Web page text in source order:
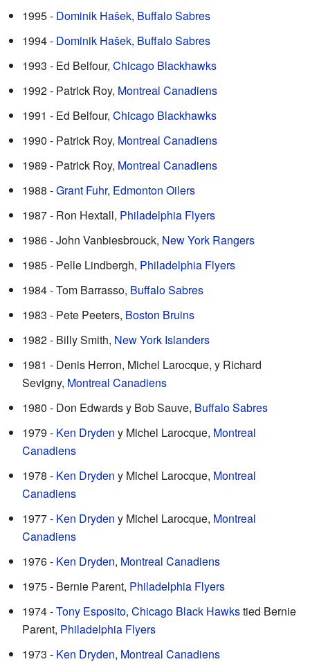
1995 - Dominik Hašek, Buffalo Sabres
1994 - Dominik Hašek, Buffalo Sabres
1993 - Ed Belfour, Chicago Blackhawks
1992 - Patrick Roy, Montreal Canadiens
1991 - Ed Belfour, Chicago Blackhawks
1990 - Patrick Roy, Montreal Canadiens
1989 - Patrick Roy, Montreal Canadiens
1988 -Grant Fuhr, Edmonton Oilers
1987 - Ron Hextall, Philadelphia Flyers
1986 - John Vanbiesbrouck, New York Rangers
1985 - Pelle Lindbergh, Philadelphia Flyers
1984 - Tom Barrasso, Buffalo Sabres
1983 - Pete Peeters, Boston Bruins
1982 - Billy Smith, New York Islanders
1981 - Denis Herron, Michel Larocque, y Richard
Sevigny, Montreal Canadiens
1980 - Don Edwards y Bob Sauve, Buffalo Sabres
1979 - Ken Dryden y Michel Larocque, Montreal
Canadiens
1978 - Ken Dryden y Michel Larocque, Montreal
Canadiens
1977 - Ken Dryden y Michel Larocque, Montreal
Canadiens
1976 - Ken Dryden, Montreal Canadiens
1975 - Bernie Parent, Philadelphia Flyers
1974 -Tony Esposito, Chicago Black Hawkstied Bernie
Parent, Philadelphia Flyers
1973 - Ken Dryden, Montreal Canadiens